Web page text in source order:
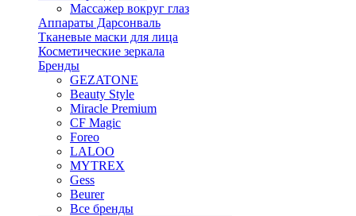
Массажер вокруг глаз
Аппараты Дарсонваль
Тканевые маски для лица
Косметические зеркала
Бренды
GEZATONE
Beauty Style
Miracle Premium
CF Magic
Foreo
LALOO
MYTREX
Gess
Beurer
Все бренды